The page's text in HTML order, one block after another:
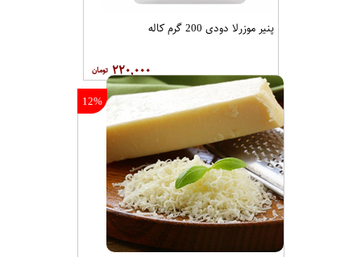
پنیر موزرلا دودی 200 گرم کاله
۲۲۰,۰۰۰
12%